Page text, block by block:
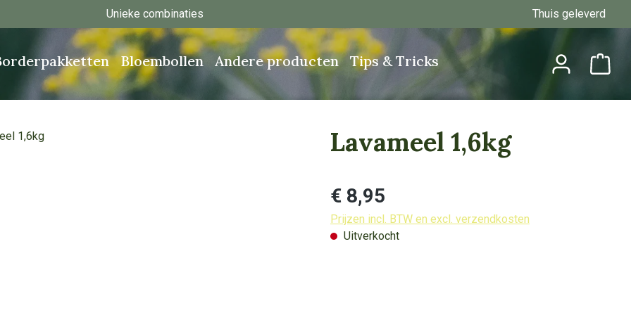
Unieke combinaties Thuis geleverd
Bloembollen Andere producten Tips & Tricks
Lavameel 1,6kg
Normale prijs:
€ 8,95
Prijzen incl. BTW en excl. verzendkosten
Uitverkocht